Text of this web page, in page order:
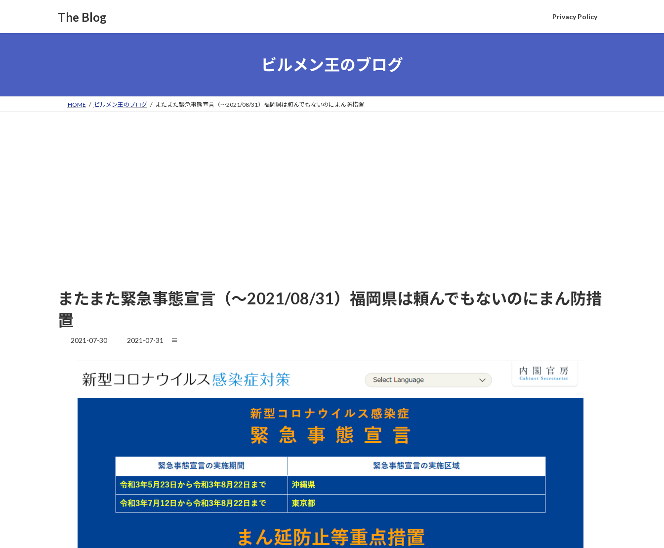
The Blog Privacy Policy
ビルメン王のブログ
HOME ビルメン王のブログ またまた緊急事態宣言（～2021/08/31）福岡県は頼んでもないのにまん防措置
またまた緊急事態宣言（～2021/08/31）福岡県は頼んでもないのにまん防措
置
2021-07-30
最
更
:
2021-07-31 ≡